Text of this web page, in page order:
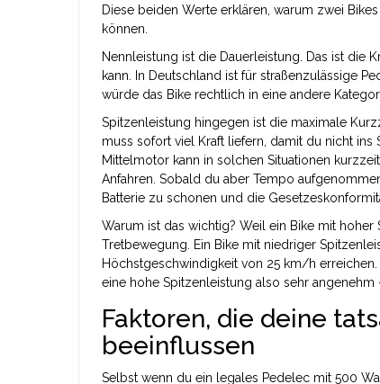
Diese beiden Werte erklären, warum zwei
können.
Nennleistung ist die Dauerleistung. Das ist die
kann. In Deutschland ist für straßenzulässige
würde das Bike rechtlich in eine andere
Spitzenleistung hingegen ist die maximale
muss sofort viel Kraft liefern, damit du nicht
Mittelmotor kann in solchen Situationen
Anfahren. Sobald du aber Tempo
Batterie zu schonen und die
Warum ist das wichtig? Weil ein Bike mit
Tretbewegung. Ein Bike mit niedriger
Höchstgeschwindigkeit von 25 km/h
eine hohe Spitzenleistung also sehr
Faktoren, die deine
beeinflussen
Selbst wenn du ein legales Pedelec mit 500